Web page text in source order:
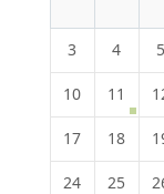
3 4 5
10 11
17 18
24 25